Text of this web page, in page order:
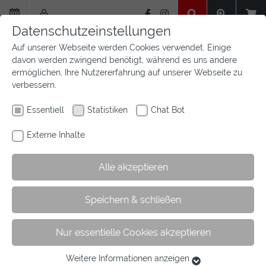
Zum
Hauptinhalt
springen
Sie
hier:
Startseite Aktuelles Newsfeed
Nachwuchsreiter messen am
Bundesstützpunkt in Warendorf
Datenschutzeinstellungen
Auf unserer Webseite werden Cookies verwendet. Einige
davon werden zwingend benötigt, während es uns andere
ermöglichen, Ihre Nutzererfahrung auf unserer Webseite zu
verbessern.
Essentiell Statistiken Chat Bot
Externe Inhalte
Alle akzeptieren
Speichern & schließen
Nur essentielle Cookies akzeptieren
Weitere Informationen anzeigen